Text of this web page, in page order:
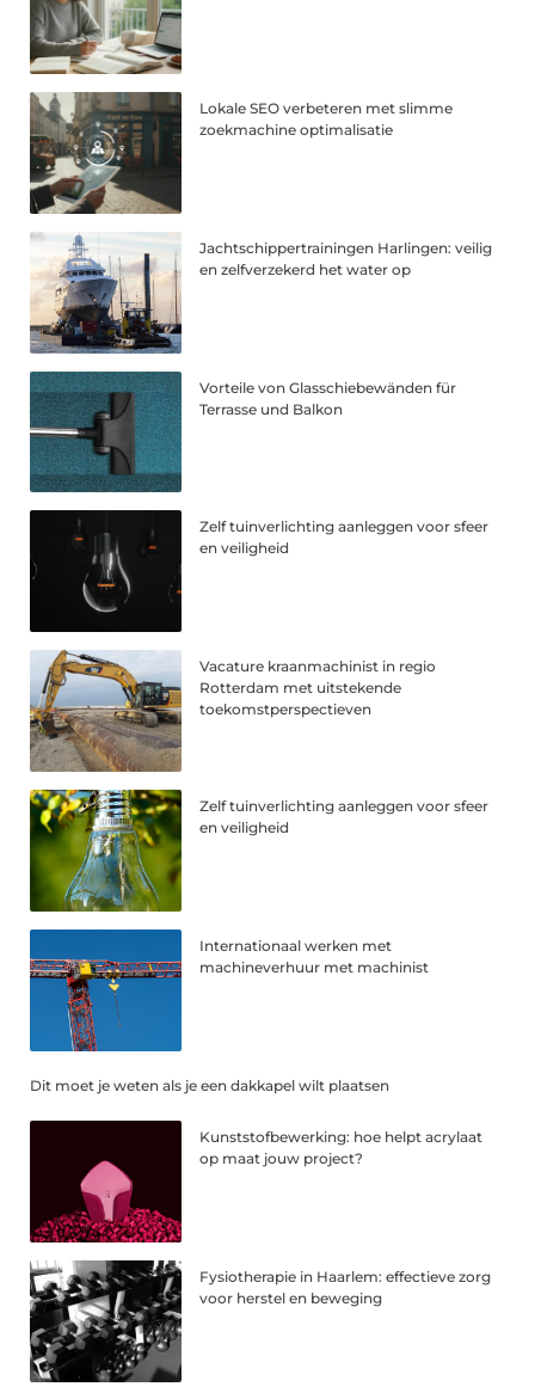
Lokale SEO verbeteren met slimme
zoekmachine optimalisatie
Jachtschippertrainingen Harlingen: veilig
en zelfverzekerd het water op
Vorteile von Glasschiebewänden für
Terrasse und Balkon
Zelf tuinverlichting aanleggen voor sfeer
en veiligheid
Vacature kraanmachinist in regio
Rotterdam met uitstekende
toekomstperspectieven
Zelf tuinverlichting aanleggen voor sfeer
en veiligheid
Internationaal werken met
machineverhuur met machinist
Dit moet je weten als je een dakkapel wilt plaatsen
Kunststofbewerking: hoe helpt acrylaat
op maat jouw project?
Fysiotherapie in Haarlem: effectieve zorg
voor herstel en beweging